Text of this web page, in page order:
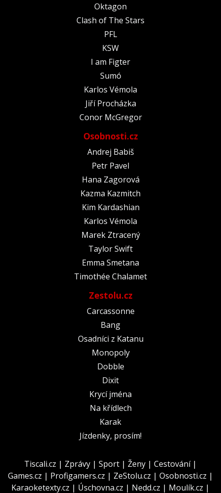
Oktagon
Clash of The Stars
PFL
KSW
I am Figter
Sumó
Karlos Vémola
Jiří Procházka
Conor McGregor
Osobnosti.cz
Andrej Babiš
Petr Pavel
Hana Zagorová
Kazma Kazmitch
Kim Kardashian
Karlos Vémola
Marek Ztracený
Taylor Swift
Emma Smetana
Timothée Chalamet
Zestolu.cz
Carcassonne
Bang
Osadníci z Katanu
Monopoly
Dobble
Dixit
Krycí jména
Na křídlech
Karak
Jízdenky, prosím!
Tiscali.cz | Zprávy | Sport | Ženy | Cestování|
Games.cz | Profigamers.cz | ZeStolu.cz | Osobnosti.cz |
Karaoketexty.cz | Úschovna.cz | Nedd.cz | Moulík.cz |